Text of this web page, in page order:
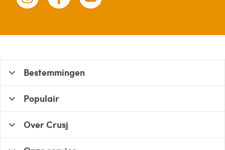
Bestemmingen
Populair
Over Crusj